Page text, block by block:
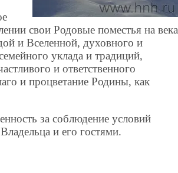
свои Родовые поместья на века
и Вселенной, духовного и
уклада и традиций,
и ответственного
и процветание Родины, как
за соблюдение условий
и его гостями.